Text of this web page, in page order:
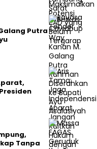
Putra
Tanpa